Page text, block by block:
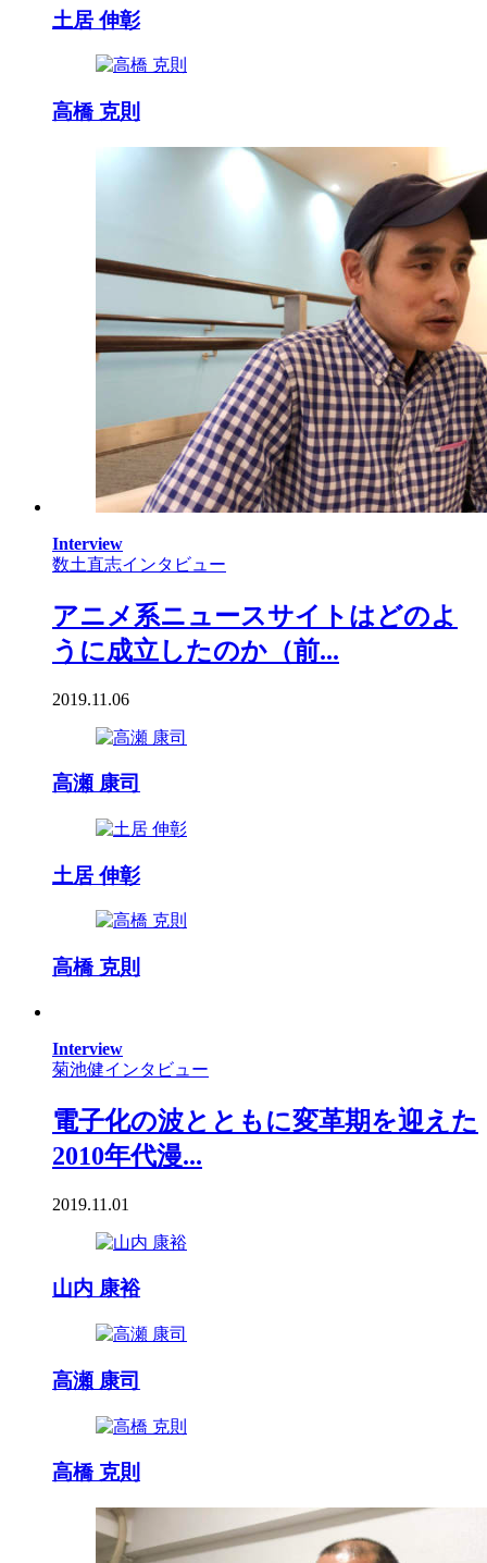
土居 伸彰
高橋 克則
Interview
数土直志インタビュー
アニメ系ニュースサイトはどのよ
うに成立したのか（前...
2019.11.06
高瀬 康司
土居 伸彰
高橋 克則
Interview
菊池健インタビュー
電子化の波とともに変革期を迎えた
2010年代漫...
2019.11.01
山内 康裕
高瀬 康司
高橋 克則